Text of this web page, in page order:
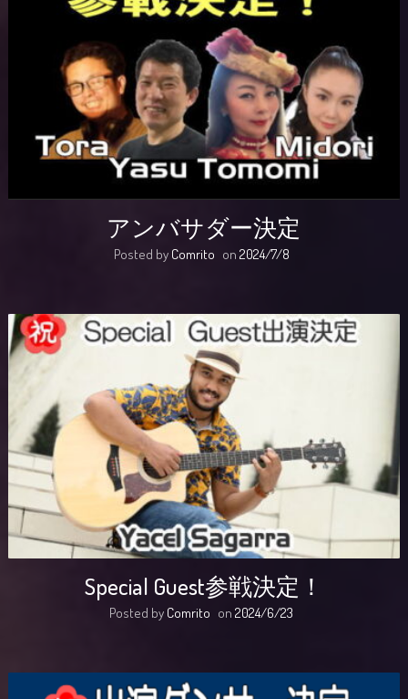
アンバサダー決定
Posted by Comrito on 2024/7/8
Special Guest参戦決定！
Posted by Comrito on2024/6/23